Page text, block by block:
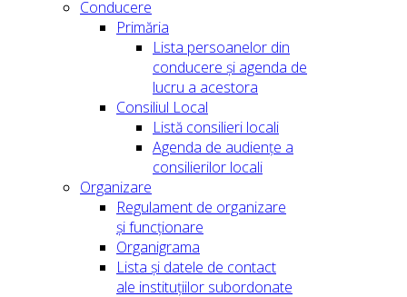
Conducere
Primăria
Lista persoanelor din
conducere şi agenda de
lucru a acestora
Consiliul Local
Listă consilieri locali
Agenda de audiențe a
consilierilor locali
Organizare
Regulament de organizare
și funcționare
Organigrama
Lista și datele de contact
ale instituțiilor subordonate